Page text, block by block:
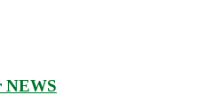
NEWS